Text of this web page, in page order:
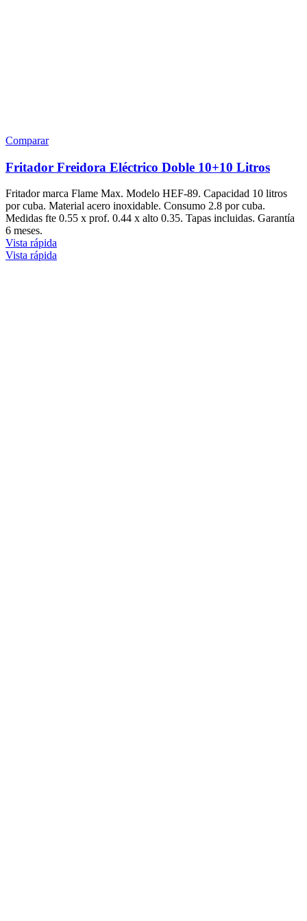
Comparar
Fritador Freidora Eléctrico Doble 10+10 Litros
Fritador marca Flame Max. Modelo HEF-89. Capacidad 10 litros
por cuba. Material acero inoxidable. Consumo 2.8 por cuba.
Medidas fte 0.55 x prof. 0.44 x alto 0.35. Tapas incluidas. Garantía
6 meses.
Vista rápida
Vista rápida